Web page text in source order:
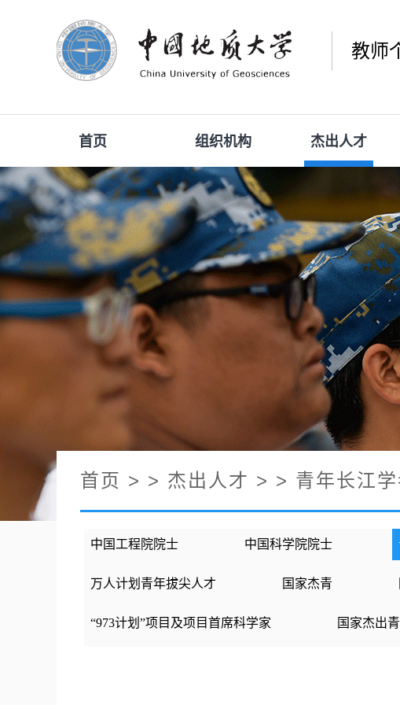
教师
首页 组织机构 杰出人才
首页 > > 杰出人才 > > 青年长江学
中国工程院院士 中国科学院院士
万人计划青年拔尖人才 国家杰青
“973计划”项目及项目首席科学家 国家杰出